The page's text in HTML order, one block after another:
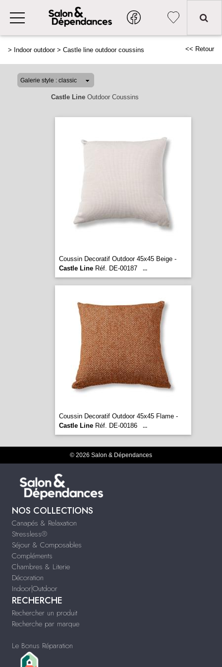
> Indoor outdoor> Castle line outdoor coussins << Retour
Castle LineOutdoor Coussins
Coussin Decoratif Outdoor 45x45 Beige -
Castle LineRéf. DE-00187 ...
Coussin Decoratif Outdoor 45x45 Flame -
Castle LineRéf. DE-00186 ...
© 2026 Salon & Dépendances
NOS COLLECTIONS
Canapés & Relaxation
Stressless®
Séjour & Composables
Compléments
Chambres & Literie
Décoration
Indoor|Outdoor
RECHERCHE
Rechercher un produit
Recherche par marque
Le Bonus Réparation